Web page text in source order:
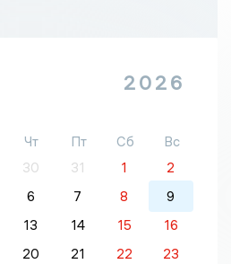
2026
Чт Пт Сб
Вс
30 31 1
2
6 7 8
9
13 14 15
16
20 21 22
23